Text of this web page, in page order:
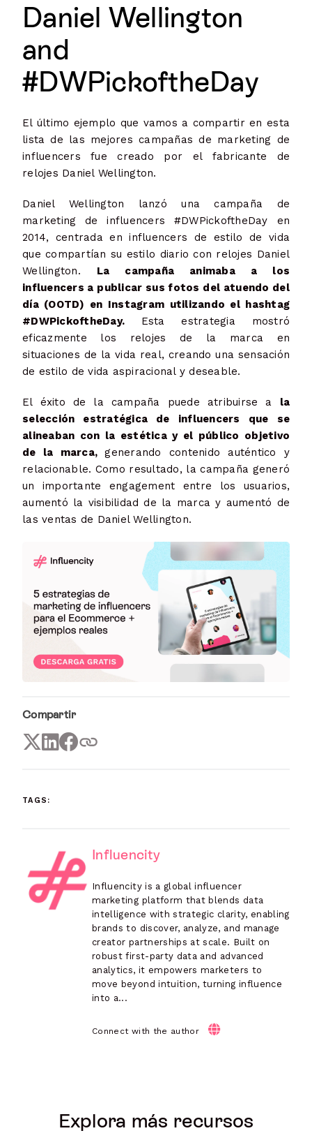
Daniel Wellington
and
#DWPickoftheDay
El último ejemplo que vamos a compartir en esta
lista de las mejores campañas de marketing de
influencers fue creado por el fabricante de
relojes Daniel Wellington.
Daniel Wellington lanzó una campaña de
marketing de influencers #DWPickoftheDay en
2014, centrada en influencers de estilo de vida
que compartían su estilo diario con relojes Daniel
Wellington. La campaña animaba a los
influencers a publicar sus fotos del atuendo del
día (OOTD) en Instagram utilizando el hashtag
#DWPickoftheDay. Esta estrategia mostró
eficazmente los relojes de la marca en
situaciones de la vida real, creando una sensación
de estilo de vida aspiracional y deseable.
El éxito de la campaña puede atribuirse a la
selección estratégica de influencers que se
alineaban con la estética y el público objetivo
de la marca,generando contenido auténtico y
relacionable. Como resultado, la campaña generó
un importante engagement entre los usuarios,
aumentó la visibilidad de la marca y aumentó de
las ventas de Daniel Wellington.
Compartir
TAGS:
Influencity
Influencity is a global influencer
marketing platform that blends data
intelligence with strategic clarity, enabling
brands to discover, analyze, and manage
creator partnerships at scale. Built on
robust first-party data and advanced
analytics, it empowers marketers to
move beyond intuition, turning influence
into a...
Connect with the author
Explora más recursos